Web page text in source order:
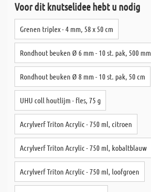
Voor dit knutselidee hebt u nodig
Grenen triplex - 4 mm, 58 x 50 cm
Rondhout beuken Ø 6 mm - 10 st. pak, 500 mm
Rondhout beuken Ø 8 mm - 10 st. pak, 50 cm
UHU coll houtlijm - fles, 75 g
Acrylverf Triton Acrylic - 750 ml, citroen
Acrylverf Triton Acrylic - 750 ml, kobaltblauw
Acrylverf Triton Acrylic - 750 ml, loofgroen